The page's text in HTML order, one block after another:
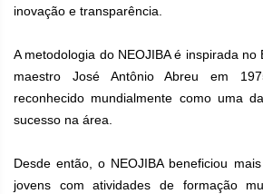
inovação e transparência.
A metodologia do NEOJIBA é inspirada no
maestro José Antônio Abreu em
reconhecido mundialmente como uma
sucesso na área.
Desde então, o NEOJIBA beneficiou
jovens com atividades de formação